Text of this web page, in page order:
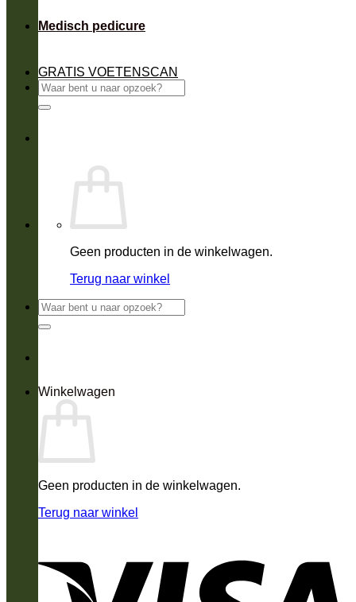
Medisch pedicure
GRATIS VOETENSCAN
Zoeken
naar:
Geen producten in de winkelwagen.
Terug naar winkel
Zoeken
naar:
Winkelwagen
Geen producten in de winkelwagen.
Terug naar winkel